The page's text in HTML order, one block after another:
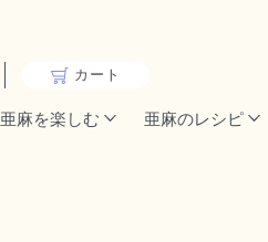
カート
亜麻を楽しむ 亜麻のレシピ